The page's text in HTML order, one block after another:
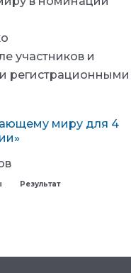
участников и
регистрационными
миру для 4
Результат